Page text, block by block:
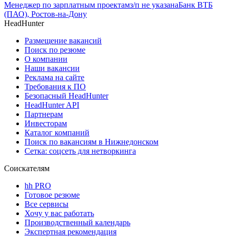
Менеджер по зарплатным проектамз/п не указанаБанк ВТБ
(ПАО), Ростов-на-Дону
HeadHunter
Размещение вакансий
Поиск по резюме
О компании
Наши вакансии
Реклама на сайте
Требования к ПО
Безопасный HeadHunter
HeadHunter API
Партнерам
Инвесторам
Каталог компаний
Поиск по вакансиям в Нижнедонском
Сетка: соцсеть для нетворкинга
Соискателям
hh PRO
Готовое резюме
Все сервисы
Хочу у вас работать
Производственный календарь
Экспертная рекомендация